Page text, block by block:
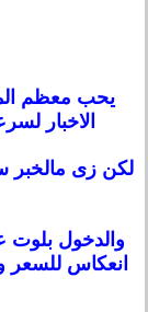
يحب معظم
الاخبار
لكن زى مالخبر
والدخول
انعكاس للسعر